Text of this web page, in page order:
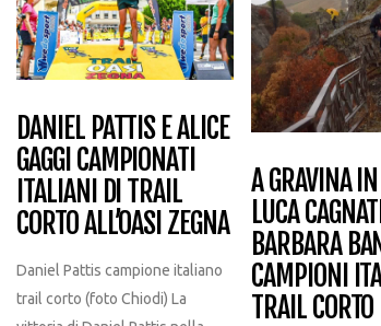
DANIEL PATTIS E ALICE
GAGGI CAMPIONATI
ITALIANI DI TRAIL
CORTO ALL’OASI ZEGNA
Daniel Pattis campione italiano
trail corto (foto Chiodi) La
A GRAVINA
LUCA
BARBARA BANI
CAMPIONI
TRAIL CORTO